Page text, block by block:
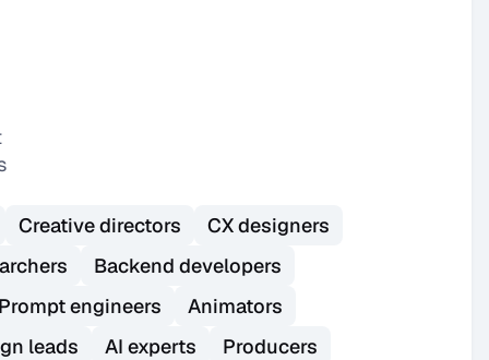
Creative directors
CX designers
Backend developers
engineers
Animators
leads
AI experts
Producers